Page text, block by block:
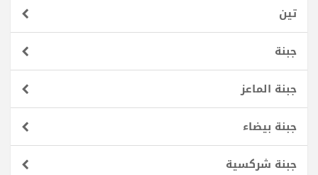
تين
جبنة
جبنة الماعز
جبنة بيضاء
جبنة شركسية